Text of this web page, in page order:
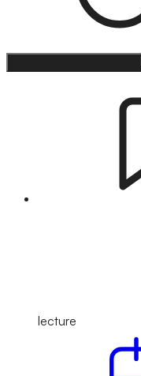
lecture